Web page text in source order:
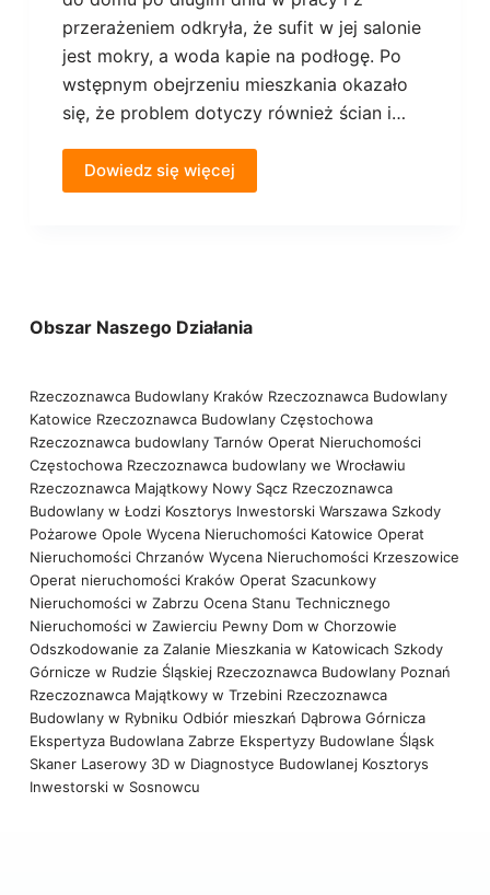
przerażeniem odkryła, że sufit w jej salonie
jest mokry, a woda kapie na podłogę. Po
wstępnym obejrzeniu mieszkania okazało
się, że problem dotyczy również ścian i…
Dowiedz się więcej
Obszar Naszego Działania
Rzeczoznawca Budowlany Kraków Rzeczoznawca Budowlany
Katowice Rzeczoznawca Budowlany Częstochowa
Rzeczoznawca budowlany Tarnów Operat Nieruchomości
Częstochowa Rzeczoznawca budowlany we Wrocławiu
Rzeczoznawca Majątkowy Nowy Sącz Rzeczoznawca
Budowlany w Łodzi Kosztorys Inwestorski Warszawa Szkody
Pożarowe Opole Wycena Nieruchomości Katowice Operat
Nieruchomości Chrzanów Wycena Nieruchomości Krzeszowice
Operat nieruchomości Kraków Operat Szacunkowy
Nieruchomości w Zabrzu Ocena Stanu Technicznego
Nieruchomości w Zawierciu Pewny Dom w Chorzowie
Odszkodowanie za Zalanie Mieszkania w Katowicach Szkody
Górnicze w Rudzie Śląskiej Rzeczoznawca Budowlany Poznań
Rzeczoznawca Majątkowy w Trzebini Rzeczoznawca
Budowlany w Rybniku Odbiór mieszkań Dąbrowa Górnicza
Ekspertyza Budowlana Zabrze Ekspertyzy Budowlane Śląsk
Skaner Laserowy 3D w Diagnostyce Budowlanej Kosztorys
Inwestorski w Sosnowcu